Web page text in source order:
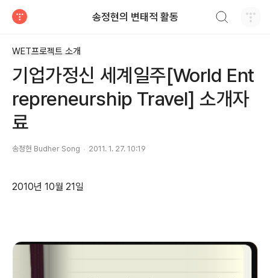
송정현의 변태적 활동
WET프로젝트 소개
기업가정신 세계일주[World Ent
repreneurship Travel] 소개자
료
송정현 Budher Song 2011. 1. 27. 10:19
2010년 10월 21일